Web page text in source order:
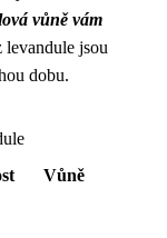
vůně vám
levandule jsou
dobu.
Vůně